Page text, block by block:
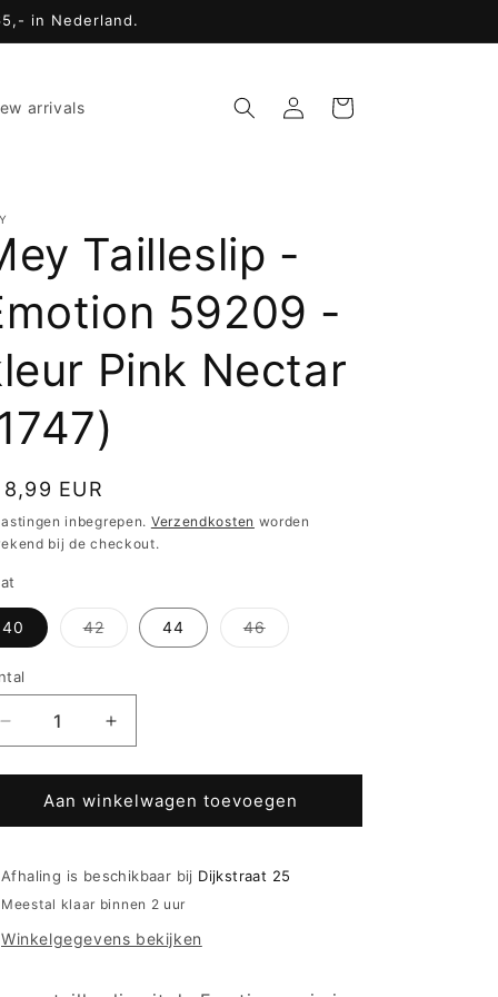
in Nederland.
arrivals Inloggen
Winkelwagen
Tailleslip -
59209 -
Pink Nectar
EUR
inbegrepen. Verzendkosten worden
bij de checkout.
40 42Variant
uitverkocht
44 46Variant
uitverkocht
Aantal
verlagen
voor
Tailleslip
Emotion
59209
kleur
Aantal
verhogen
voor
Mey
Tailleslip
Emotion
59209
kleur
Aan winkelwagen toevoegen
Afhaling is beschikbaar bij Dijkstraat 25
Meestal klaar binnen 2 uur
Winkelgegevens bekijken